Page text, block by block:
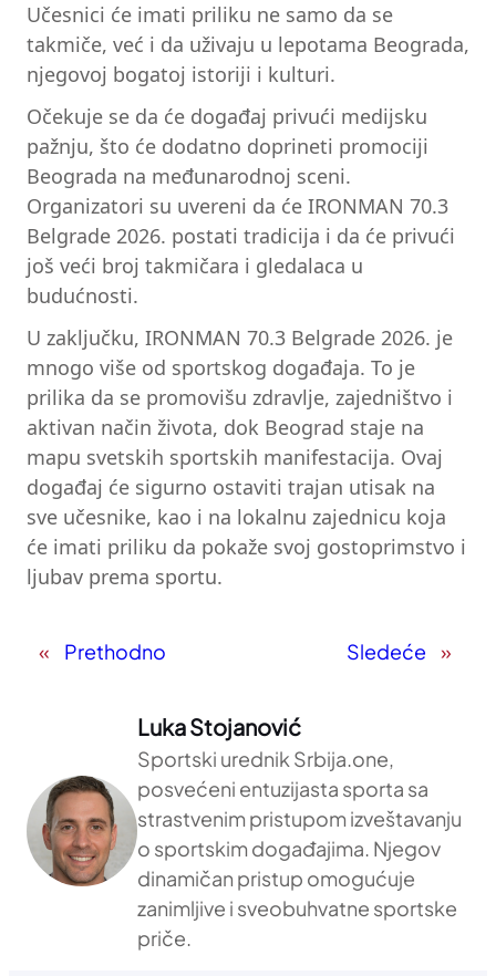
Učesnici će imati priliku ne samo da se
takmiče, već i da uživaju u lepotama Beograda,
njegovoj bogatoj istoriji i kulturi.
Očekuje se da će događaj privući medijsku
pažnju, što će dodatno doprineti promociji
Beograda na međunarodnoj sceni.
Organizatori su uvereni da će IRONMAN 70.3
Belgrade 2026. postati tradicija i da će privući
još veći broj takmičara i gledalaca u
budućnosti.
U zaključku, IRONMAN 70.3 Belgrade 2026. je
mnogo više od sportskog događaja. To je
prilika da se promovišu zdravlje, zajedništvo i
aktivan način života, dok Beograd staje na
mapu svetskih sportskih manifestacija. Ovaj
događaj će sigurno ostaviti trajan utisak na
sve učesnike, kao i na lokalnu zajednicu koja
će imati priliku da pokaže svoj gostoprimstvo i
ljubav prema sportu.
« Prethodno Sledeće »
Luka Stojanović
Sportski urednik Srbija.one,
posvećeni entuzijasta sporta sa
strastvenim pristupom izveštavanju
o sportskim događajima. Njegov
dinamičan pristup omogućuje
zanimljive i sveobuhvatne sportske
priče.